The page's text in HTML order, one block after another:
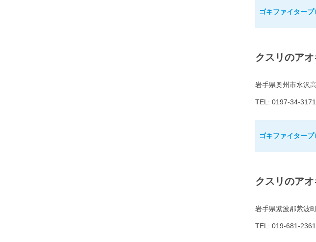
ゴキファイター
クスリのア
岩手県奥州市水沢
TEL: 0197-34-3171
ゴキファイター
クスリのア
岩手県紫波郡紫波
TEL: 019-681-2361